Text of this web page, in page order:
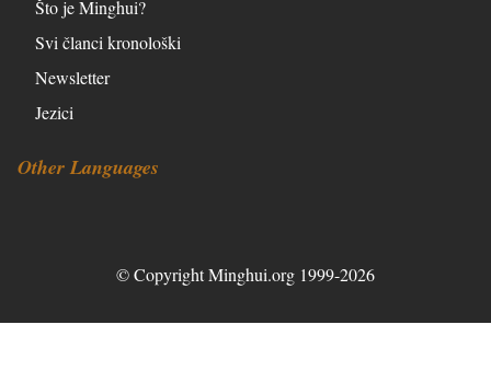
Što je Minghui?
Svi članci kronološki
Newsletter
Jezici
Other Languages
© Copyright Minghui.org 1999-2026